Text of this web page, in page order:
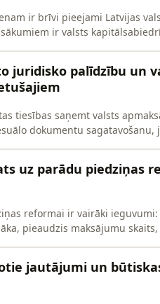
ir brīvi pieejami Latvijas
ir valsts
juridisko palīdzību un
tiesības saņemt valsts
dokumentu sagatavošanu,
uz parādu piedziņas
reformai ir vairāki
pieaudzis maksājumu
jautājumi un